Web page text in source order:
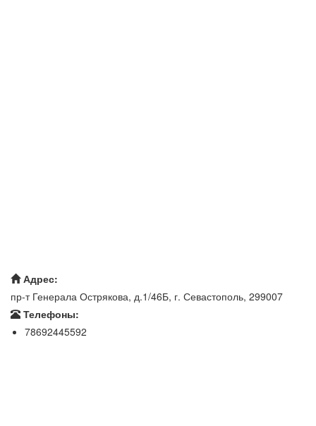
Адрес:
пр-т Генерала Острякова, д.1/46Б, г. Севастополь, 299007
Телефоны:
78692445592